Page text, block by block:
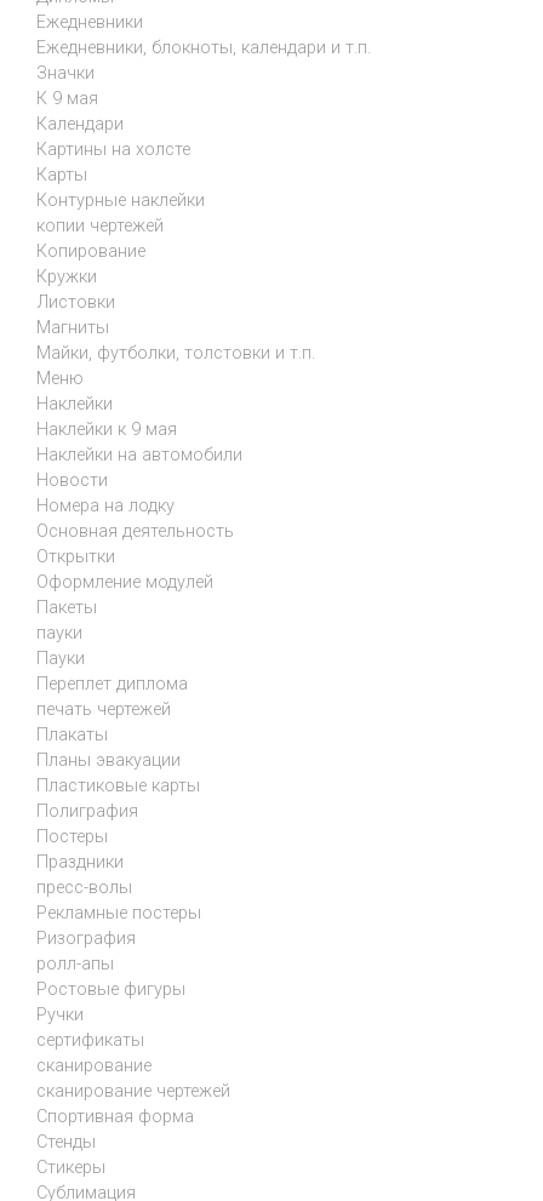
Ежедневники
Ежедневники, блокноты, календари и т.п.
Значки
К 9 мая
Календари
Картины на холсте
Карты
Контурные наклейки
копии чертежей
Копирование
Кружки
Листовки
Магниты
Майки, футболки, толстовки и т.п.
Меню
Наклейки
Наклейки к 9 мая
Наклейки на автомобили
Новости
Номера на лодку
Основная деятельность
Открытки
Оформление модулей
Пакеты
пауки
Пауки
Переплет диплома
печать чертежей
Плакаты
Планы эвакуации
Пластиковые карты
Полиграфия
Постеры
Праздники
пресс-волы
Рекламные постеры
Ризография
ролл-апы
Ростовые фигуры
Ручки
сертификаты
сканирование
сканирование чертежей
Спортивная форма
Стенды
Стикеры
Сублимация